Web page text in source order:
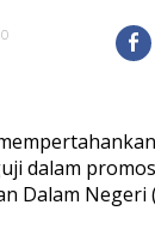
dalam
Dalam Negeri